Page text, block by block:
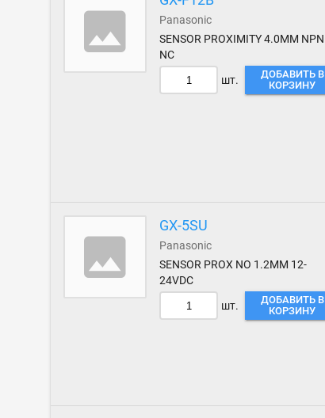
Panasonic
SENSOR PROXIMITY 4.0MM NPN
NC
шт.
ДОБАВИТЬ В
КОРЗИНУ
GX-5SU
Panasonic
SENSOR PROX NO 1.2MM 12-
24VDC
шт.
ДОБАВИТЬ В
КОРЗИНУ